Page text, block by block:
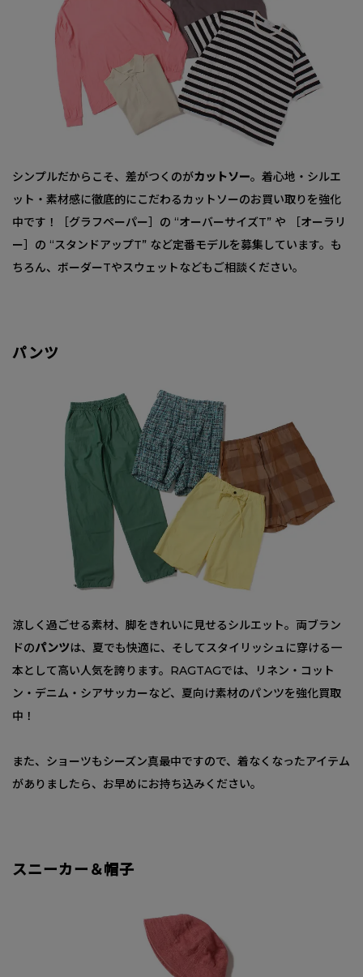
シンプルだからこそ、差がつくのがカットソー。着心地・シルエ
ット・素材感に徹底的にこだわるカットソーのお買い取りを強化
中です！［グラフペーパー］の “オーバーサイズT” や ［オーラリ
ー］の “スタンドアップT” など定番モデルを募集しています。も
ちろん、ボーダーTやスウェットなどもご相談ください。
パンツ
涼しく過ごせる素材、脚をきれいに見せるシルエット。両ブラン
ドのパンツは、夏でも快適に、そしてスタイリッシュに穿ける一
本として高い人気を誇ります。RAGTAGでは、リネン・コット
ン・デニム・シアサッカーなど、夏向け素材のパンツを強化買取
中！
また、ショーツもシーズン真最中ですので、着なくなったアイテム
がありましたら、お早めにお持ち込みください。
スニーカー＆帽子